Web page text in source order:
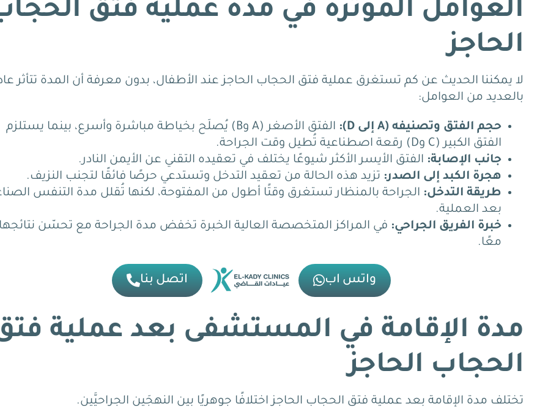
العوامل المؤثرة في مدة عملية فتق
الحاجز
لا يمكننا الحديث عن كم تستغرق عملية فتق الحجاب الحاجز عند الأطفال، بدون معرفة أن المدة تتأثر
بالعديد من العوامل:
حجم الفتق وتصنيفه (A إلى D):
الفتق الأصغر (A وB) يُصلَح بخياطة مباشرة وأسرع، بينما يستلزم
الفتق الكبير (C وD) رقعة اصطناعية تُطيل وقت الجراحة.
جانب الإصابة: الفتق الأيسر الأكثر شيوعًا يختلف في تعقيده التقني عن الأيمن النادر.
هجرة الكبد إلى الصدر: تزيد هذه الحالة من تعقيد التدخل وتستدعي حرصًا فائقًا لتجنب النزيف.
طريقة التدخل: الجراحة بالمنظار تستغرق وقتًا أطول من المفتوحة، لكنها تُقلل مدة التنفس
بعد العملية.
خبرة الفريق الجراحي: في المراكز المتخصصة العالية الخبرة تخفض مدة الجراحة مع تحسّن
معًا.
واتس اب اتصل بنا
مدة الإقامة في المستشفى بعد عملية
الحجاب الحاجز
تختلف مدة الإقامة بعد عملية فتق الحجاب الحاجز اختلافًا جوهريًا بين النهجَين الجراحيَّين.